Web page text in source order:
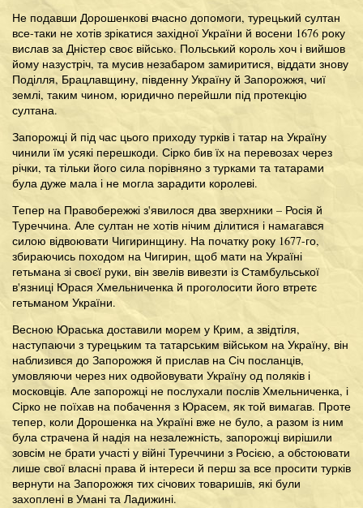
Не подавши Дорошенкові вчасно допомоги, турецький султан
все-таки не хотів зрікатися західної України й восени 1676 року
вислав за Дністер своє військо. Польський король хоч і вийшов
йому назустріч, та мусив незабаром замиритися, віддати знову
Поділля, Брацлавщину, південну Україну й Запорожжя, чиї
землі, таким чином, юридично перейшли під протекцію
султана.
Запорожці й під час цього приходу турків і татар на Україну
чинили їм усякі перешкоди. Сірко бив їх на перевозах через
річки, та тільки його сила порівняно з турками та татарами
була дуже мала і не могла зарадити королеві.
Тепер на Правобережжі з'явилося два зверхники – Росія й
Туреччина. Але султан не хотів нічим ділитися і намагався
силою відвоювати Чигиринщину. На початку року 1677-го,
збираючись походом на Чигирин, щоб мати на Україні
гетьмана зі своєї руки, він звелів вивезти із Стамбульської
в'язниці Юрася Хмельниченка й проголосити його втретє
гетьманом України.
Весною Юраська доставили морем у Крим, а звідтіля,
наступаючи з турецьким та татарським військом на Україну, він
наблизився до Запорожжя й прислав на Січ посланців,
умовляючи через них одвойовувати Україну од поляків і
московців. Але запорожці не послухали послів Хмельниченка, і
Сірко не поїхав на побачення з Юрасем, як той вимагав. Проте
тепер, коли Дорошенка на Україні вже не було, а разом із ним
була страчена й надія на незалежність, запорожці вирішили
зовсім не брати участі у війні Туреччини з Росією, а обстоювати
лише свої власні права й інтереси й перш за все просити турків
вернути на Запорожжя тих січових товаришів, які були
захоплені в Умані та Ладижині.